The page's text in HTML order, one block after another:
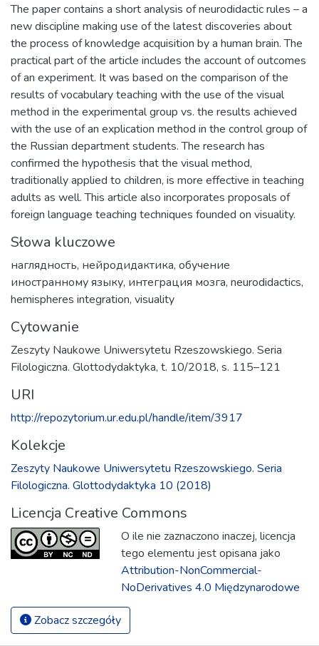
The paper contains a short analysis of neurodidactic rules – a
new discipline making use of the latest discoveries about
the process of knowledge acquisition by a human brain. The
practical part of the article includes the account of outcomes
of an experiment. It was based on the comparison of the
results of vocabulary teaching with the use of the visual
method in the experimental group vs. the results achieved
with the use of an explication method in the control group of
the Russian department students. The research has
confirmed the hypothesis that the visual method,
traditionally applied to children, is more effective in teaching
adults as well. This article also incorporates proposals of
foreign language teaching techniques founded on visuality.
Słowa kluczowe
наглядность, нейродидактика, обучение
иностранному языку, интеграция мозга, neurodidactics,
hemispheres integration, visuality
Cytowanie
Zeszyty Naukowe Uniwersytetu Rzeszowskiego. Seria
Filologiczna. Glottodydaktyka, t. 10/2018, s. 115–121
URI
http://repozytorium.ur.edu.pl/handle/item/3917
Kolekcje
Zeszyty Naukowe Uniwersytetu Rzeszowskiego. Seria
Filologiczna. Glottodydaktyka 10 (2018)
Licencja Creative Commons
O ile nie zaznaczono inaczej, licencja
tego elementu jest opisana jako
Attribution-NonCommercial-
NoDerivatives 4.0 Międzynarodowe
Zobacz szczegóły